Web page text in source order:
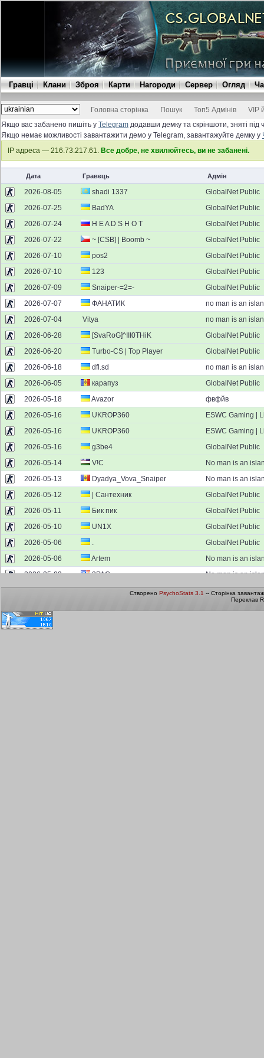
Гравці Клани Зброя Карти Нагороди Сервер Огляд
Створено PsychoStats 3.1 -- Сторінка
Переклав